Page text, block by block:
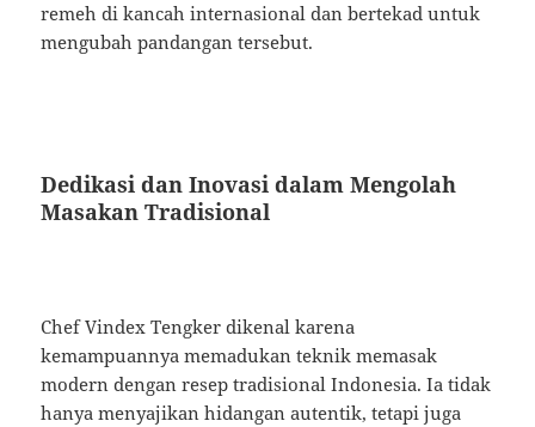
remeh di kancah internasional dan bertekad untuk
mengubah pandangan tersebut.
Dedikasi dan Inovasi dalam Mengolah
Masakan Tradisional
Chef Vindex Tengker dikenal karena
kemampuannya memadukan teknik memasak
modern dengan resep tradisional Indonesia. Ia tidak
hanya menyajikan hidangan autentik, tetapi juga